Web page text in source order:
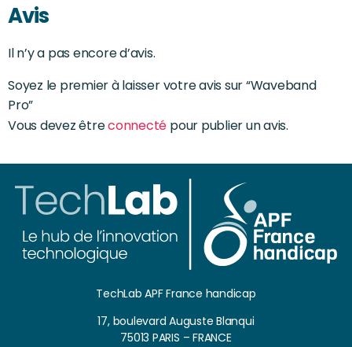
Avis
Il n’y a pas encore d’avis.
Soyez le premier à laisser votre avis sur “Waveband
Pro”
Vous devez êtreconnecté pour publier un avis.
TechLab APF France handicap
17, boulevard Auguste Blanqui
75013 PARIS – FRANCE